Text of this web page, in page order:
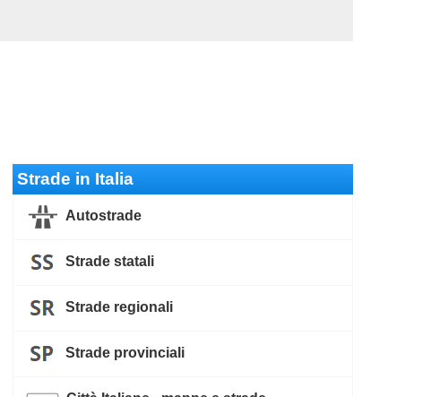
Strade in Italia
Autostrade
Strade statali
Strade regionali
Strade provinciali